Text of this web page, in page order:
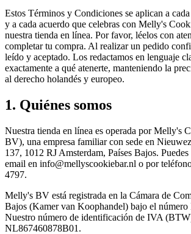
Estos Términos y Condiciones se aplican a
y a cada acuerdo que celebras con Melly's
nuestra tienda en línea. Por favor, léelos con
completar tu compra. Al realizar un pedido
leído y aceptado. Los redactamos en lenguaje
exactamente a qué atenerte, manteniendo la
al derecho holandés y europeo.
1. Quiénes somos
Nuestra tienda en línea es operada por Melly's
BV), una empresa familiar con sede en
137, 1012 RJ Amsterdam, Países Bajos.
email en info@mellyscookiebar.nl o por
4797.
Melly's BV está registrada en la Cámara de
Bajos (Kamer van Koophandel) bajo el
Nuestro número de identificación de IVA
NL867460878B01.